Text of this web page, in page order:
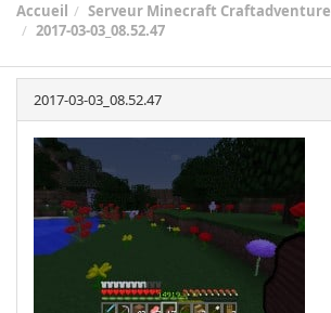
Accueil
Serveur Minecraft Craftadventure
2017-03-03_08.52.47
2017-03-03_08.52.47